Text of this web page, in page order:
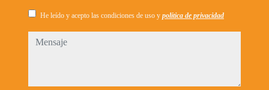
He leído y acepto las condiciones de uso y política de privacidad
mensaje